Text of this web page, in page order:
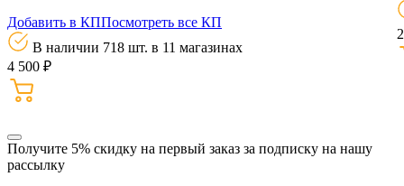
Добавить в КППосмотреть все КП
В наличии 718 шт. в 11 магазинах
4 500 ₽
Получите 5% скидку на первый заказ за подписку на нашу
рассылку